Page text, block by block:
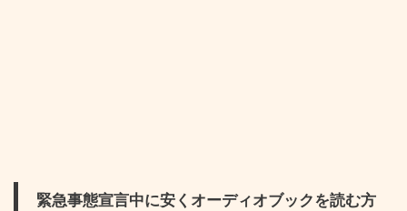
緊急事態宣言中に安くオーディオブックを読む方